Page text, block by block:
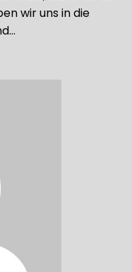
wir uns in die